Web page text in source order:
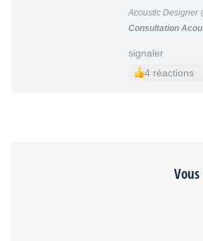
Acoustic Designer
Consultation
signaler
4 réactions